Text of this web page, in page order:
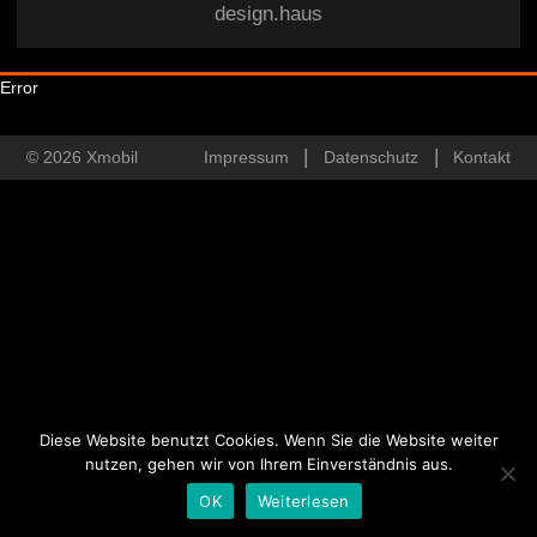
design.haus
Error
© 2026 Xmobil Impressum Datenschutz Kontakt
Diese Website benutzt Cookies. Wenn Sie die Website weiter
nutzen, gehen wir von Ihrem Einverständnis aus.
OK
Weiterlesen